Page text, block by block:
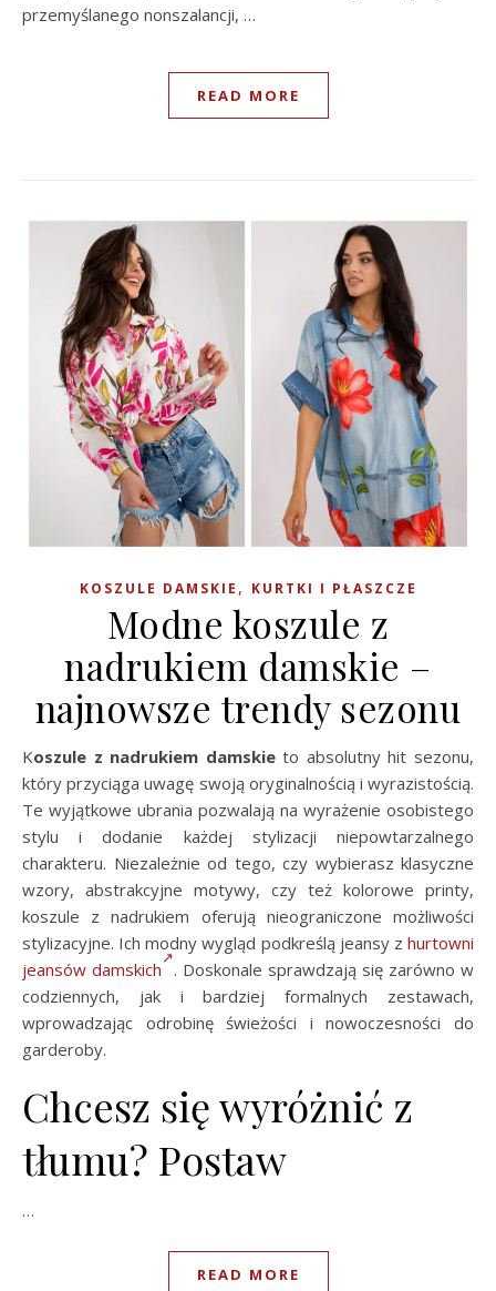
przemyślanego nonszalancji, …
READ MORE
KOSZULE DAMSKIE , KURTKI I PŁASZCZE
Modne koszule z
nadrukiem damskie –
najnowsze trendy sezonu
Koszule z nadrukiem damskieto absolutny hit sezonu,
który przyciąga uwagę swoją oryginalnością i wyrazistością.
Te wyjątkowe ubrania pozwalają na wyrażenie osobistego
stylu i dodanie każdej stylizacji niepowtarzalnego
charakteru. Niezależnie od tego, czy wybierasz klasyczne
wzory, abstrakcyjne motywy, czy też kolorowe printy,
koszule z nadrukiem oferują nieograniczone możliwości
stylizacyjne. Ich modny wygląd podkreślą jeansy z hurtowni
jeansów damskich
. Doskonale sprawdzają się zarówno w
codziennych, jak i bardziej formalnych zestawach,
wprowadzając odrobinę świeżości i nowoczesności do
garderoby.
Chcesz się wyróżnić z
tłumu? Postaw
…
READ MORE